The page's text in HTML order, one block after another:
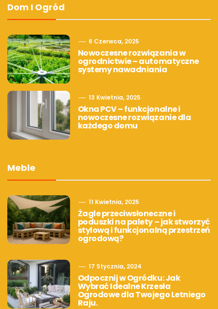
Dom I Ogród
6 Czerwca, 2025
Nowoczesne rozwiązania w
ogrodnictwie – automatyczne
systemy nawadniania
13 Kwietnia, 2025
Okna PCV – funkcjonalne i
nowoczesne rozwiązanie dla
każdego domu
Meble
11 Kwietnia, 2025
Żagle przeciwsłoneczne i
poduszki na palety – jak stworzyć
stylową i funkcjonalną przestrzeń
ogrodową?
17 Stycznia, 2024
Odpocznij w Ogródku: Jak
Wybrać Idealne Krzesła
Ogrodowe dla Twojego Letniego
Raju.